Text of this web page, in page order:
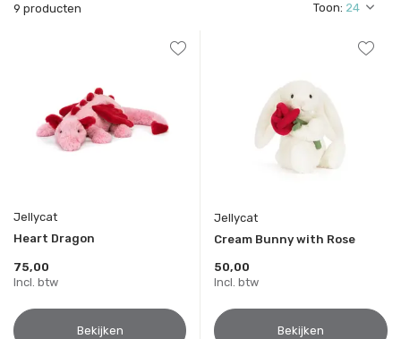
9 producten Toon:
Jellycat
Heart Dragon
75,00
Incl. btw
Bekijken
Jellycat
Cream Bunny with Rose
50,00
Incl. btw
Bekijken